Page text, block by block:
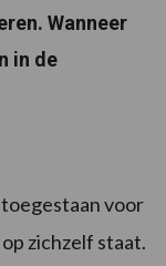
Wanneer
in de
voor
zichzelf staat.